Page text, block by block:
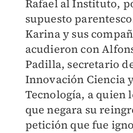
Rafael al Instituto,
supuesto
Karina y sus
acudieron con
Padilla, secretario
Innovación Ciencia
Tecnología, a quien
que negara su
petición que fue